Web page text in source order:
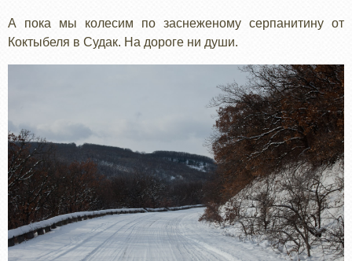
А пока мы колесим по заснеженому серпанитину от
Коктыбеля в Судак. На дороге ни души.